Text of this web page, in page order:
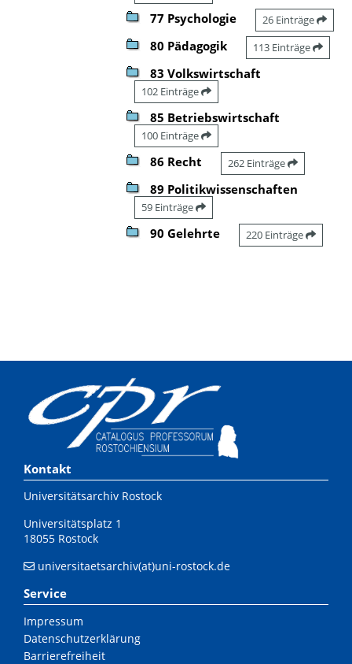
77 Psychologie 26 Einträge
80 Pädagogik 113 Einträge
83 Volkswirtschaft
102 Einträge
85 Betriebswirtschaft
100 Einträge
86 Recht 262 Einträge
89 Politikwissenschaften
59 Einträge
90 Gelehrte 220 Einträge
Kontakt
Universitätsarchiv Rostock
Universitätsplatz 1
18055 Rostock
universitaetsarchiv(at)uni-rostock.de
Service
Impressum
Datenschutzerklärung
Barrierefreiheit